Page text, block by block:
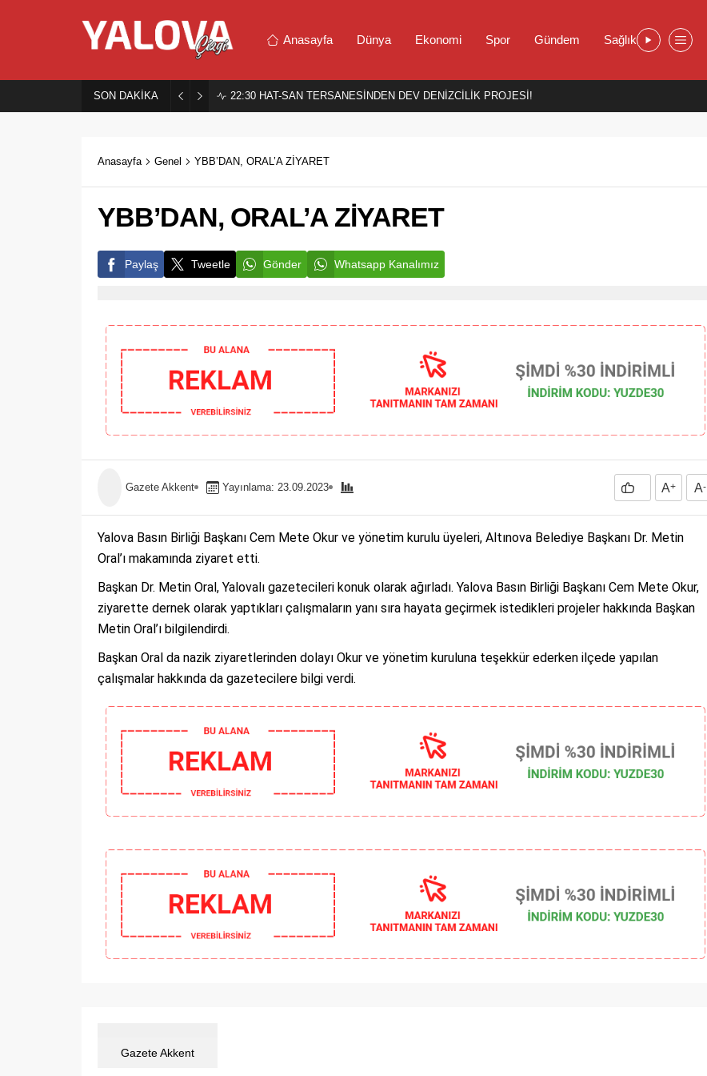
Anasayfa Dünya Ekonomi Spor Gündem Sağlık
SON DAKİKA 22:30 HAT-SAN TERSANESİNDEN DEV DENİZCİLİK PROJESİ!
Anasayfa Genel YBB’DAN, ORAL’A ZİYARET
YBB’DAN, ORAL’A ZİYARET
Paylaş Tweetle Gönder Whatsapp Kanalımız
Gazete Akkent Yayınlama: 23.09.2023 A+ A-
Yalova Basın Birliği Başkanı Cem Mete Okur ve yönetim kurulu üyeleri, Altınova Belediye Başkanı Dr. Metin
Oral’ı makamında ziyaret etti.
Başkan Dr. Metin Oral, Yalovalı gazetecileri konuk olarak ağırladı. Yalova Basın Birliği Başkanı Cem Mete Okur,
ziyarette dernek olarak yaptıkları çalışmaların yanı sıra hayata geçirmek istedikleri projeler hakkında Başkan
Metin Oral’ı bilgilendirdi.
Başkan Oral da nazik ziyaretlerinden dolayı Okur ve yönetim kuruluna teşekkür ederken ilçede yapılan
çalışmalar hakkında da gazetecilere bilgi verdi.
Gazete Akkent